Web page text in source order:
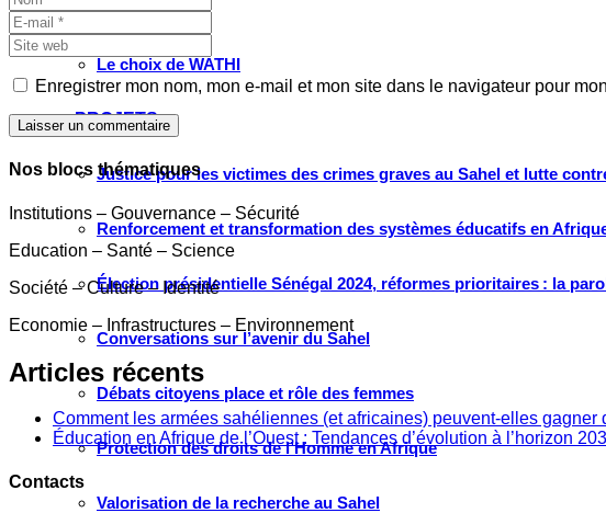
Grand large
Le choix de WATHI
PROJETS
Justice pour les victimes des crimes graves au Sahel et lutte
Renforcement et transformation des systèmes éducatifs en
Élection présidentielle Sénégal 2024, réformes prioritaires : la
Conversations sur l’avenir du Sahel
Débats citoyens place et rôle des femmes
Protection des droits de l’Homme en Afrique
Valorisation de la recherche au Sahel
Enregistrer mon nom, mon e-mail et mon site dans le navigateur pour
Laisser un commentaire
Nos blocs thématiques
Institutions – Gouvernance – Sécurité
Education – Santé – Science
Société – Culture – Identité
Economie – Infrastructures – Environnement
Articles récents
Comment les armées sahéliennes (et africaines) peuvent-elles gagner
Éducation en Afrique de l’Ouest : Tendances d’évolution à l’horizon
Contacts